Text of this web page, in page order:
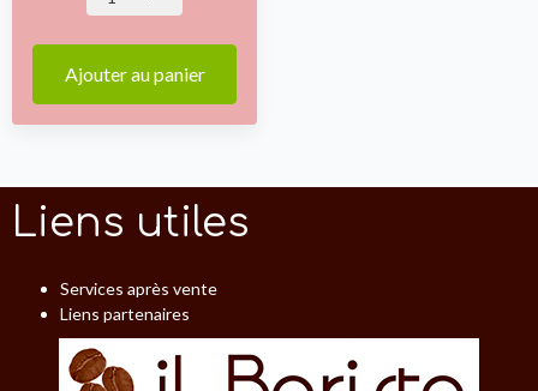
Ajouter au panier
Liens utiles
Services après vente
Liens partenaires